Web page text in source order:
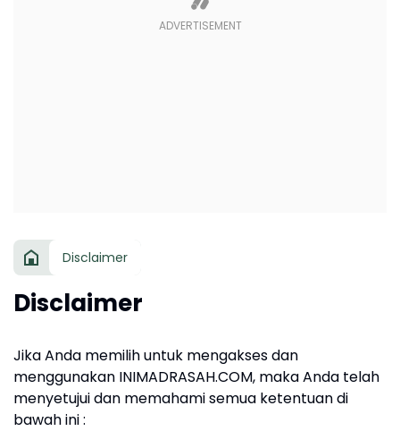
Disclaimer
Disclaimer
Jika Anda memilih untuk mengakses dan
menggunakan INIMADRASAH.COM, maka Anda telah
menyetujui dan memahami semua ketentuan di
bawah ini :